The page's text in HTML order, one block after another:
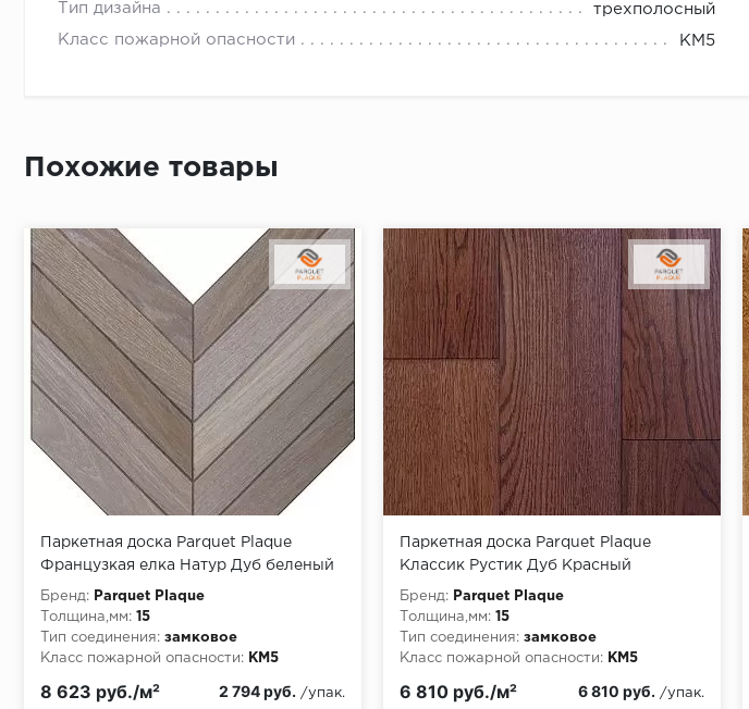
Тип дизайна трехполосный
Класс пожарной опасности КМ5
Место доставки
Правила
Условия доставки
Монтаж последней пластины первого ряда:
Начало второго (и последующих) ряда:
Монтаж последнего ряда:
Похожие товары
Паркетная доска Parquet Plaque
Французкая елка Натур Дуб беленый
(90)
Бренд:
Parquet Plaque
Толщина,мм: 15
Тип соединения: замковое
Класс пожарной опасности:
КМ5
8 623 руб./м² 2 794 руб. /упак.
Паркетная доска Parquet Plaque
Классик Рустик Дуб Красный
(15х150х400-2000)
Бренд:
Parquet Plaque
Толщина,мм: 15
Тип соединения: замковое
Класс пожарной опасности:
КМ5
6 810 руб./м² 6 810 руб. /упак.